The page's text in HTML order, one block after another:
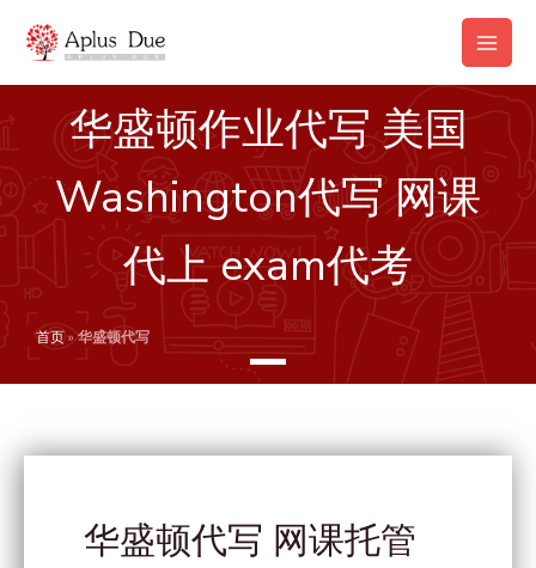
内
Main
华盛顿作业代写 美国
Washington代写 网课
代上 exam代考
首页» 华盛顿代写
华盛顿代写 网课托管